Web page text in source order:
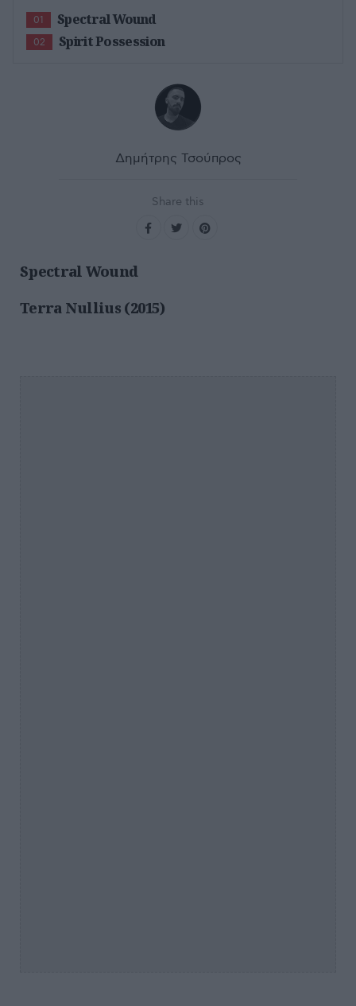
01 Spectral Wound
02 Spirit Possession
Δημήτρης Τσούπρος
Share this
Spectral Wound
Terra Nullius (2015)